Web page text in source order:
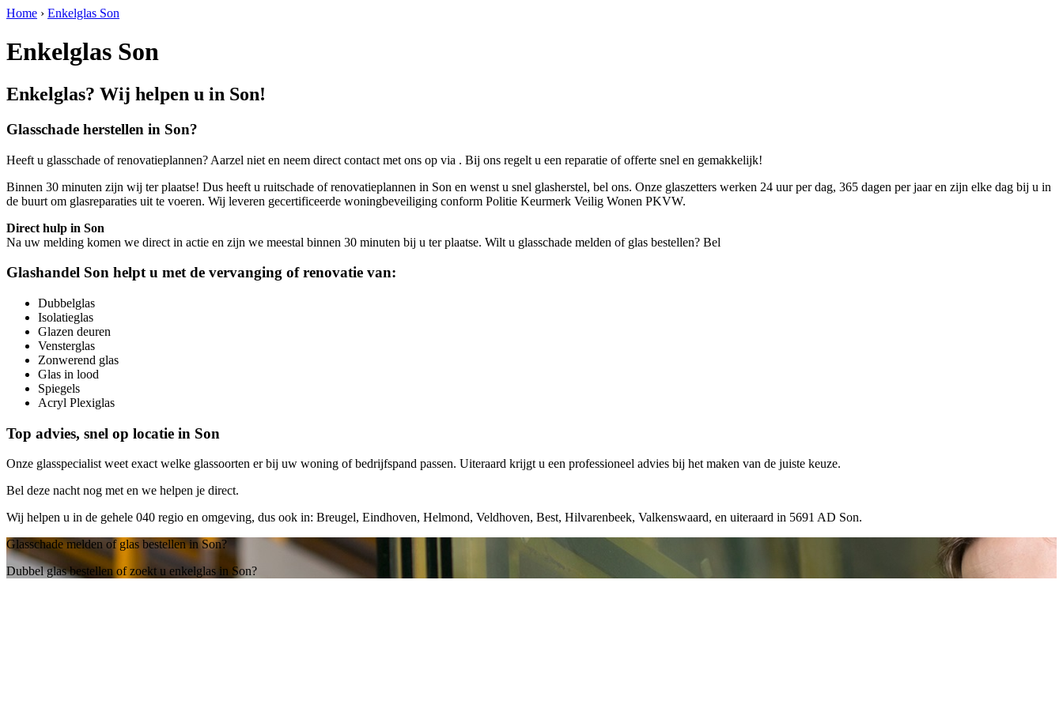
Home › Enkelglas Son
Enkelglas Son
Enkelglas? Wij helpen u in Son!
Glasschade herstellen in Son?
Heeft u glasschade of renovatieplannen? Aarzel niet en neem direct contact met ons op via . Bij ons regelt u een reparatie of offerte snel en gemakkelijk!
Binnen 30 minuten zijn wij ter plaatse! Dus heeft u ruitschade of renovatieplannen in Son en wenst u snel glasherstel, bel ons. Onze glaszetters werken 24 uur per dag, 365 dagen per jaar en zijn elke dag bij u in
de buurt om glasreparaties uit te voeren. Wij leveren gecertificeerde woningbeveiliging conform Politie Keurmerk Veilig Wonen PKVW.
Direct hulp in Son
Na uw melding komen we direct in actie en zijn we meestal binnen 30 minuten bij u ter plaatse. Wilt u glasschade melden of glas bestellen? Bel
Glashandel Son helpt u met de vervanging of renovatie van:
Dubbelglas
Isolatieglas
Glazen deuren
Vensterglas
Zonwerend glas
Glas in lood
Spiegels
Acryl Plexiglas
Top advies, snel op locatie in Son
Onze glasspecialist weet exact welke glassoorten er bij uw woning of bedrijfspand passen. Uiteraard krijgt u een professioneel advies bij het maken van de juiste keuze.
Bel deze nacht nog met en we helpen je direct.
Wij helpen u in de gehele 040 regio en omgeving, dus ook in: Breugel, Eindhoven, Helmond, Veldhoven, Best, Hilvarenbeek, Valkenswaard, en uiteraard in 5691 AD Son.
Glasschade melden of glas bestellen in Son?
Dubbel glas bestellen of zoekt u enkelglas in Son?